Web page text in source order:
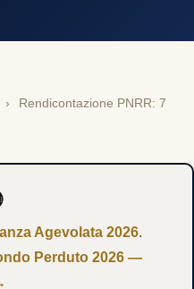
›
Rendicontazione PNRR: 7
Agevolata 2026.
Perduto 2026 —